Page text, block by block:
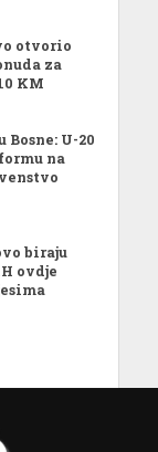
otvorio
za
KM
U-20
na
biraju
ovdje